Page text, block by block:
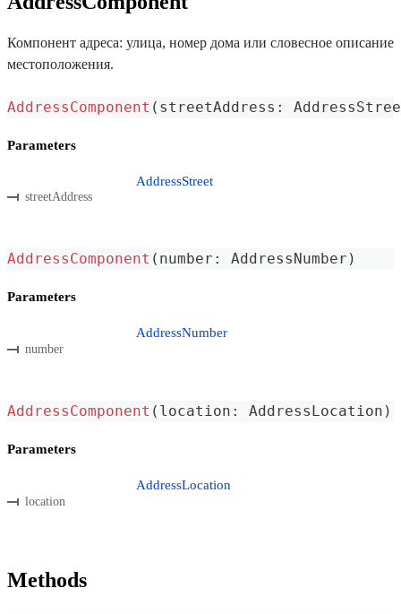
Компонент адреса: улица, номер дома или словесное описание
местоположения.
AddressComponent ( streetAddress :
Parameters
streetAddress
AddressStreet
AddressComponent ( number : AddressNumber )
Parameters
number
AddressNumber
AddressComponent ( location : AddressLocation )
Parameters
location
AddressLocation
Methods